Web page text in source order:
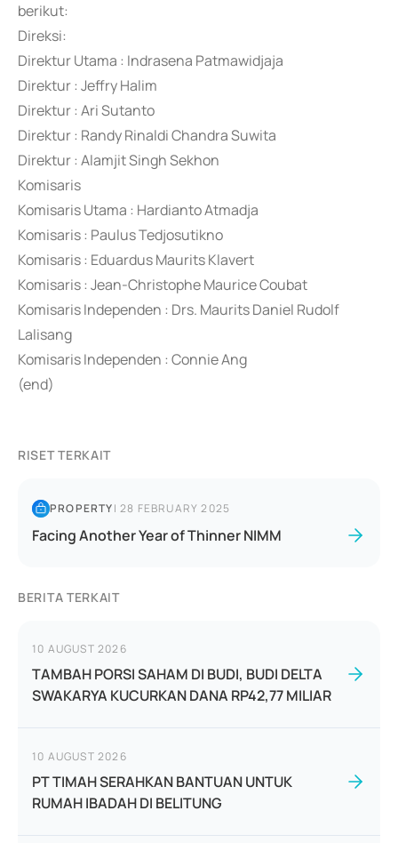
berikut:
Direksi:
Direktur Utama : Indrasena Patmawidjaja
Direktur : Jeffry Halim
Direktur : Ari Sutanto
Direktur : Randy Rinaldi Chandra Suwita
Direktur : Alamjit Singh Sekhon
Komisaris
Komisaris Utama : Hardianto Atmadja
Komisaris : Paulus Tedjosutikno
Komisaris : Eduardus Maurits Klavert
Komisaris : Jean-Christophe Maurice Coubat
Komisaris Independen : Drs. Maurits Daniel Rudolf
Lalisang
Komisaris Independen : Connie Ang
(end)
RISET TERKAIT
PROPERTY|28 FEBRUARY 2025
Facing Another Year of Thinner NIMM
BERITA TERKAIT
10 AUGUST 2026
TAMBAH PORSI SAHAM DI BUDI, BUDI DELTA
SWAKARYA KUCURKAN DANA RP42,77 MILIAR
10 AUGUST 2026
PT TIMAH SERAHKAN BANTUAN UNTUK
RUMAH IBADAH DI BELITUNG